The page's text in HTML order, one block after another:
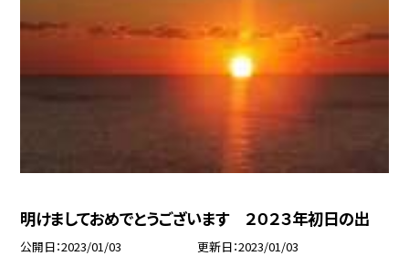
明けましておめでとうございます ２０２３年初日の出
公開日 2023/01/03 更新日 2023/01/03